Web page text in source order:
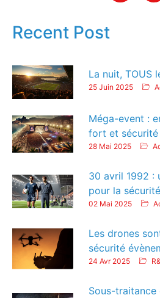
Recent Post
La nuit, TOUS
25 Juin 2025
Méga-event :
fort et
28 Mai 2025
30 avril 1992 :
pour la
02 Mai 2025
Les drones
sécurité
24 Avr 2025
Sous-traitance